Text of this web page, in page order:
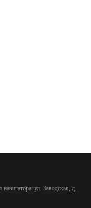
ул. Заводская, д.